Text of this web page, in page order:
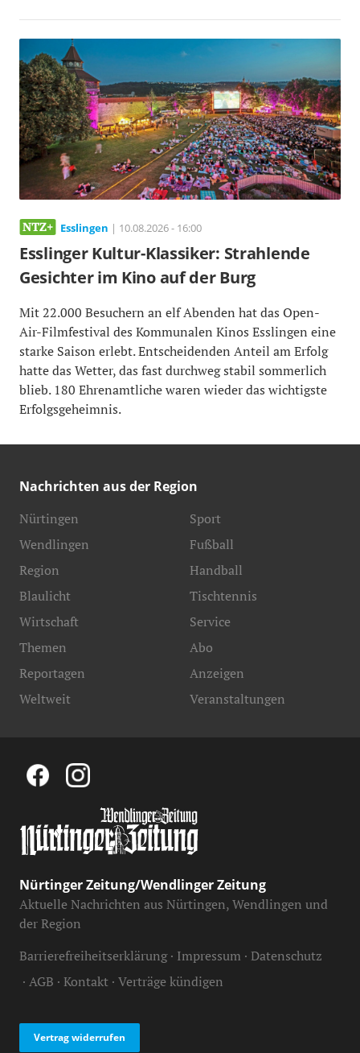
Esslingen | 10.08.2026 - 16:00
Esslinger Kultur-Klassiker: Strahlende
Gesichter im Kino auf der Burg
Mit 22.000 Besuchern an elf Abenden hat das Open-
Air-Filmfestival des Kommunalen Kinos Esslingen eine
starke Saison erlebt. Entscheidenden Anteil am Erfolg
hatte das Wetter, das fast durchweg stabil sommerlich
blieb. 180 Ehrenamtliche waren wieder das wichtigste
Erfolgsgeheimnis.
Nachrichten aus der Region
Nürtingen
Wendlingen
Region
Blaulicht
Sport
Fußball
Handball
Tischtennis
Wirtschaft
Themen
Reportagen
Weltweit
Service
Abo
Anzeigen
Veranstaltungen
Nürtinger Zeitung/Wendlinger Zeitung
Aktuelle Nachrichten aus Nürtingen, Wendlingen und
der Region
Barrierefreiheitserklärung Impressum Datenschutz
AGB Kontakt Verträge kündigen
Vertrag widerrufen